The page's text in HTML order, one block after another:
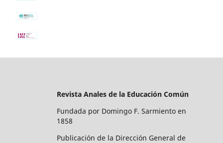
Revista Anales de la Educación Común
Fundada por Domingo F. Sarmiento en
1858
Publicación de la Dirección General de